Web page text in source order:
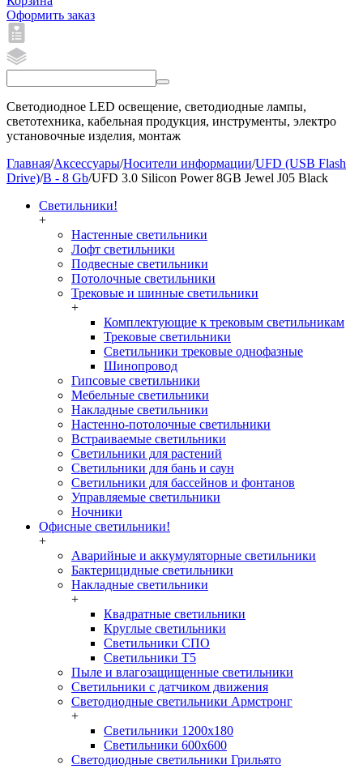
Оформить заказ
Светодиодное LED освещение, светодиодные лампы,
светотехника, кабельная продукция, инструменты, электро
установочные изделия, монтаж
Главная/Аксессуары/Носители информации/UFD (USB Flash
Drive)/B - 8 Gb/UFD 3.0 Silicon Power 8GB Jewel J05 Black
Светильники!
+
Настенные светильники
Лофт светильники
Подвесные светильники
Потолочные светильники
Трековые и шинные светильники
+
Комплектующие к трековым светильникам
Трековые светильники
Светильники трековые однофазные
Шинопровод
Гипсовые светильники
Мебельные светильники
Накладные светильники
Настенно-потолочные светильники
Встраиваемые светильники
Светильники для растений
Светильники для бань и саун
Светильники для бассейнов и фонтанов
Управляемые светильники
Ночники
Офисные светильники!
+
Аварийные и аккумуляторные светильники
Бактерицидные светильники
Накладные светильники
+
Квадратные светильники
Круглые светильники
Светильники СПО
Светильники Т5
Пыле и влагозащищенные светильники
Светильники с датчиком движения
Светодиодные светильники Армстронг
+
Светильники 1200х180
Светильники 600х600
Светодиодные светильники Грильято